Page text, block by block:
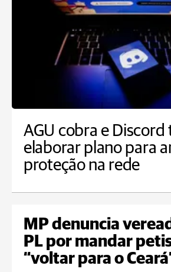
AGU cobra e Discord
elaborar plano para
proteção na rede
MP denuncia
PL por mandar
“voltar para o